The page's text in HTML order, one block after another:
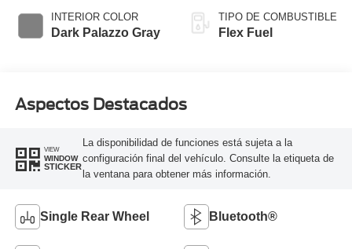
INTERIOR COLOR
Dark Palazzo Gray
TIPO DE COMBUSTIBLE
Flex Fuel
Aspectos Destacados
VIEW
WINDOW
STICKER
La disponibilidad de funciones está sujeta a la
configuración final del vehículo. Consulte la etiqueta de
la ventana para obtener más información.
Single Rear Wheel Bluetooth®